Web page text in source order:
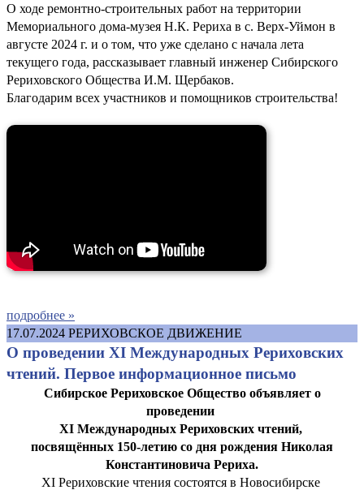
О ходе ремонтно-строительных работ на территории
Мемориального дома-музея Н.К. Рериха в с. Верх-Уймон в
августе 2024 г. и о том, что уже сделано с начала лета
текущего года, рассказывает главный инженер Сибирского
Рериховского Общества И.М. Щербаков.
Благодарим всех участников и помощников строительства!
подробнее »
17.07.2024 РЕРИХОВСКОЕ ДВИЖЕНИЕ
О проведении XI Международных Рериховских
чтений. Первое информационное письмо
Сибирское Рериховское Общество объявляет о
проведении
XI Международных Рериховских чтений,
посвящённых 150-летию со дня рождения Николая
Константиновича Рериха.
XI Рериховские чтения состоятся в Новосибирске